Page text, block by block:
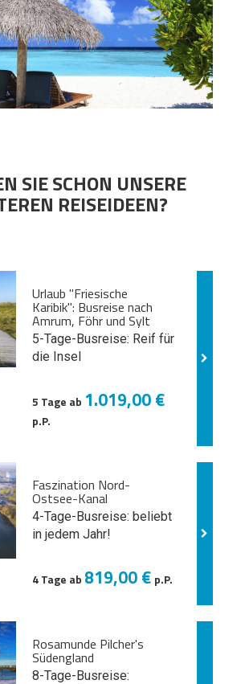
SIE SCHON UNSERE
REISEIDEEN?
Urlaub "Friesische
Karibik": Busreise nach
Amrum, Föhr und Sylt
5-Tage-Busreise: Reif für
die Insel
5 Tage ab 1.019,00 €
p.P.
Faszination Nord-
Ostsee-Kanal
4-Tage-Busreise: beliebt
in jedem Jahr!
4 Tage ab 819,00 € p.P.
Rosamunde Pilcher's
Südengland
8-Tage-Busreise: